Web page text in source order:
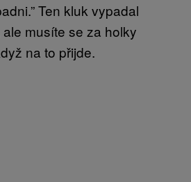
Ten kluk vypadal
musíte se za holky
na to přijde.